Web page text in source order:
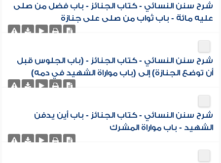
شرح سنن النسائي - كتاب الجنائز - باب فضل من صلى
عليه مائة - باب ثواب من صلى على جنازة
شرح سنن النسائي - كتاب الجنائز - (باب الجلوس قبل
أن توضع الجنازة) إلى (باب مواراة الشهيد في دمه)
شرح سنن النسائي - كتاب الجنائز - باب أين يدفن
الشهيد - باب مواراة المشرك